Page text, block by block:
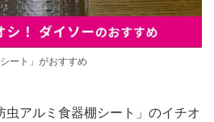
ート」がおすすめ
虫アルミ食器棚シート」のイチオ